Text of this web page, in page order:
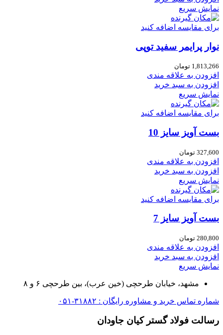
نمایش سریع
برای مقایسه اضافه کنید
نوار پرایمر سفید توپی
1,813,266 تومان
افزودن به علاقه مندی
افزودن به سبد خرید
نمایش سریع
برای مقایسه اضافه کنید
بست آویز سایز 10
327,600 تومان
افزودن به علاقه مندی
افزودن به سبد خرید
نمایش سریع
برای مقایسه اضافه کنید
بست آویز سایز 7
280,800 تومان
افزودن به علاقه مندی
افزودن به سبد خرید
نمایش سریع
مشهد، خیابان طرحچی (خین عرب)، بین طرحچی ۶ و ۸
شماره تماس خرید و مشاوره رایگان : ۳۱۸۸۲-۰۵۱
رسالت فولاد گستر کیان جاودان